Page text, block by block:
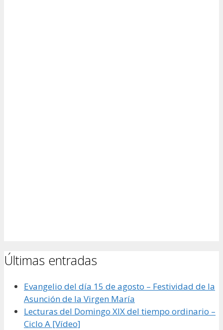
Últimas entradas
Evangelio del día 15 de agosto – Festividad de la
Asunción de la Virgen María
Lecturas del Domingo XIX del tiempo ordinario –
Ciclo A [Vídeo]